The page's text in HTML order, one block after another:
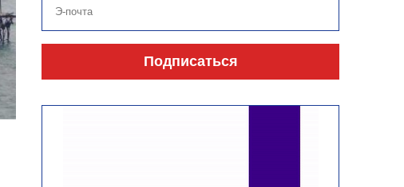
Подписаться